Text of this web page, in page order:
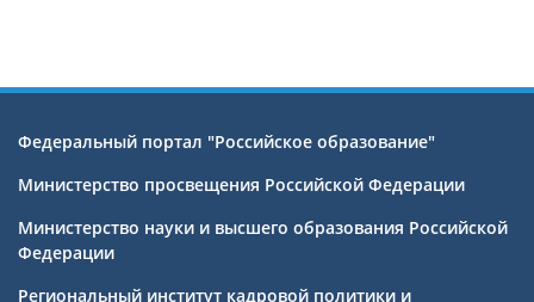
Федеральный портал "Российское образование"
Министерство просвещения Российской Федерации
Министерство науки и высшего образования Российской
Федерации
Региональный институт кадровой политики и